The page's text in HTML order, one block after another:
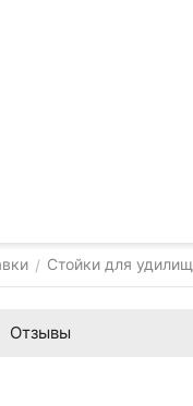
/ Стойки для удилищ
Отзывы